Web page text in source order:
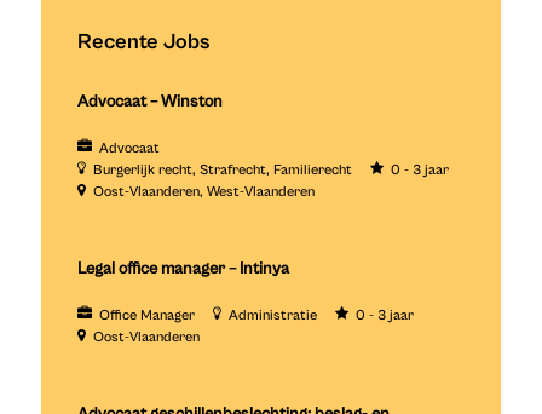
Recente Jobs
Advocaat – Winston
Advocaat
Burgerlijk recht Strafrecht Familierecht
0 - 3 jaar
Oost-Vlaanderen West-Vlaanderen
Legal office manager – Intinya
Office Manager Administratie
0 - 3 jaar
Oost-Vlaanderen